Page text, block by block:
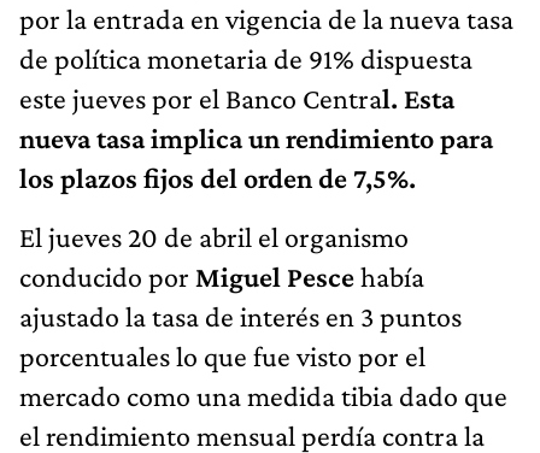
por la entrada en vigencia de la nueva tasa
de política monetaria de 91% dispuesta
este jueves por el Banco Central. Esta
nueva tasa implica un rendimiento para
los plazos fijos del orden de 7,5%.
El jueves 20 de abril el organismo
conducido por Miguel Pescehabía
ajustado la tasa de interés en 3 puntos
porcentuales lo que fue visto por el
mercado como una medida tibia dado que
el rendimiento mensual perdía contra la